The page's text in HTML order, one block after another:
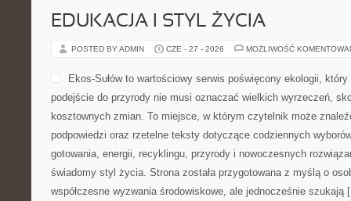
EDUKACJA I STYL ŻYCIA
POSTED BY ADMIN CZE - 27 - 2026 MOŻLIWOŚĆ
Ekos-Sułów to wartościowy serwis poświęcony ekologii,
podejście do przyrody nie musi oznaczać wielkich wyrzeczeń,
kosztownych zmian. To miejsce, w którym czytelnik może
podpowiedzi oraz rzetelne teksty dotyczące codziennych
gotowania, energii, recyklingu, przyrody i nowoczesnych
świadomy styl życia. Strona została przygotowana z myślą o
współczesne wyzwania środowiskowe, ale jednocześnie